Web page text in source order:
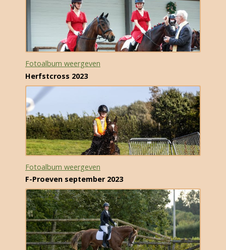
Fotoalbum weergeven
Herfstcross 2023
Fotoalbum weergeven
F-Proeven september 2023